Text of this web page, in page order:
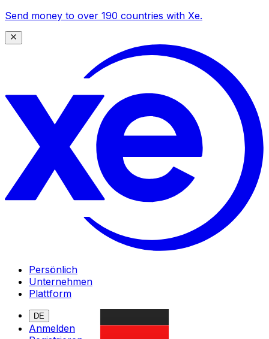
Send money to over 190 countries with Xe.
Persönlich
Unternehmen
Plattform
DE
Anmelden